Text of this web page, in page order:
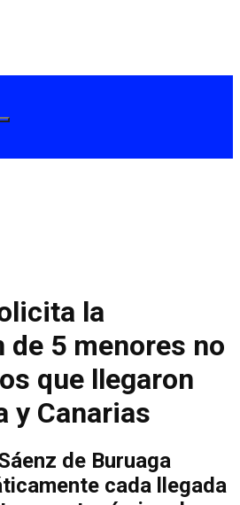
la
5 menores no
que llegaron
y Canarias
de Buruaga
cada llegada